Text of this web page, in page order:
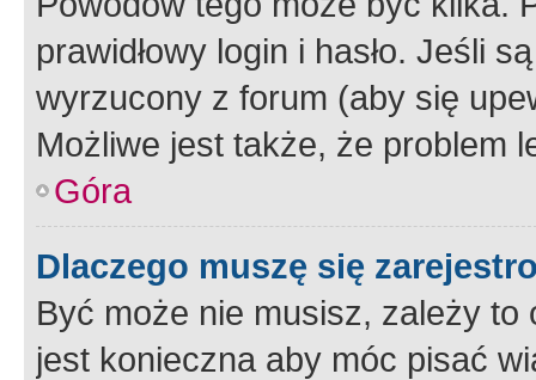
prawidłowy login i hasło. Jeśli
wyrzucony z forum (aby się
Możliwe jest także, że problem
Góra
Dlaczego muszę się
Być może nie musisz, zależy
jest konieczna aby móc pisać